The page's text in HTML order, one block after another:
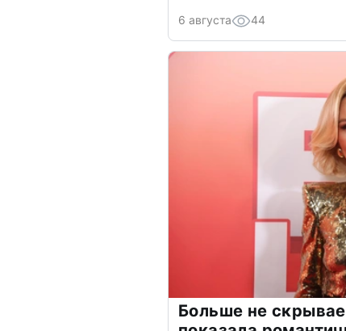
6 августа 44
Больше не